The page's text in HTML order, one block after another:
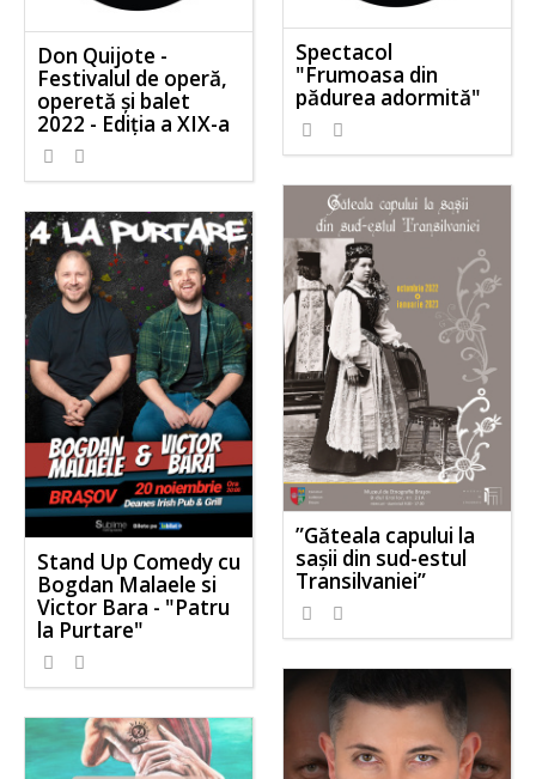
Spectacol
"Frumoasa din
pădurea adormită"
Don Quijote -
Festivalul de operă,
operetă și balet
2022 - Ediția a XIX-a
”Găteala capului la
sașii din sud-estul
Transilvaniei”
Stand Up Comedy cu
Bogdan Malaele si
Victor Bara - "Patru
la Purtare"